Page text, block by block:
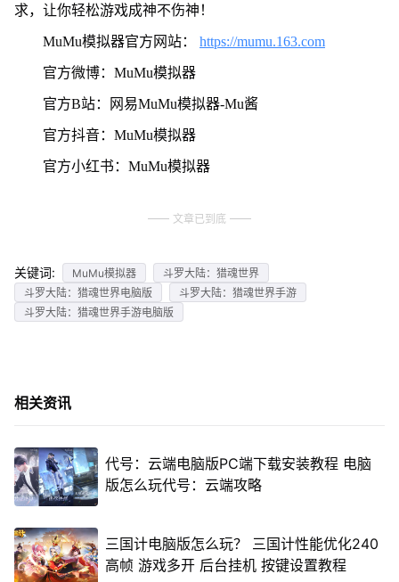
求，让你轻松游戏成神不伤神！
MuMu模拟器官方网站： https://mumu.163.com
官方微博：MuMu模拟器
官方B站：网易MuMu模拟器-Mu酱
官方抖音：MuMu模拟器
官方小红书：MuMu模拟器
文章已到底
关键词: MuMu模拟器
斗罗大陆：猎魂世界
斗罗大陆：猎魂世界电脑版
斗罗大陆：猎魂世界手游
斗罗大陆：猎魂世界手游电脑版
相关资讯
代号：云端电脑版PC端下载安装教程 电脑
版怎么玩代号：云端攻略
三国计电脑版怎么玩？ 三国计性能优化240
高帧 游戏多开 后台挂机 按键设置教程